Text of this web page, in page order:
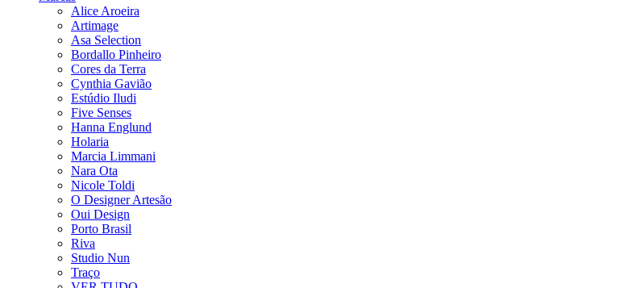
Alice Aroeira
Artimage
Asa Selection
Bordallo Pinheiro
Cores da Terra
Cynthia Gavião
Estúdio Iludi
Five Senses
Hanna Englund
Holaria
Marcia Limmani
Nara Ota
Nicole Toldi
O Designer Artesão
Oui Design
Porto Brasil
Riva
Studio Nun
Traço